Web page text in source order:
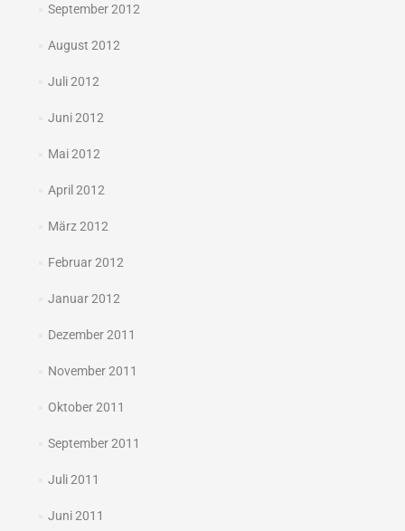
September 2012
August 2012
Juli 2012
Juni 2012
Mai 2012
April 2012
März 2012
Februar 2012
Januar 2012
Dezember 2011
November 2011
Oktober 2011
September 2011
Juli 2011
Juni 2011